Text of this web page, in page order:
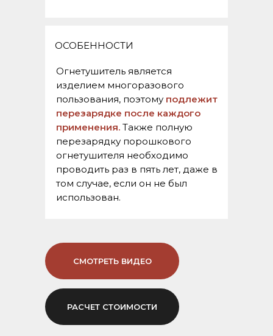
РАСЧЕТ СТОИМОСТИ
СМОТРЕТЬ ВИДЕО
ОСОБЕННОСТИ
Огнетушитель является
изделием многоразового
пользования, поэтому подлежит
перезарядке после каждого
применения. Также полную
перезарядку порошкового
огнетушителя необходимо
проводить раз в пять лет, даже в
том случае, если он не был
использован.